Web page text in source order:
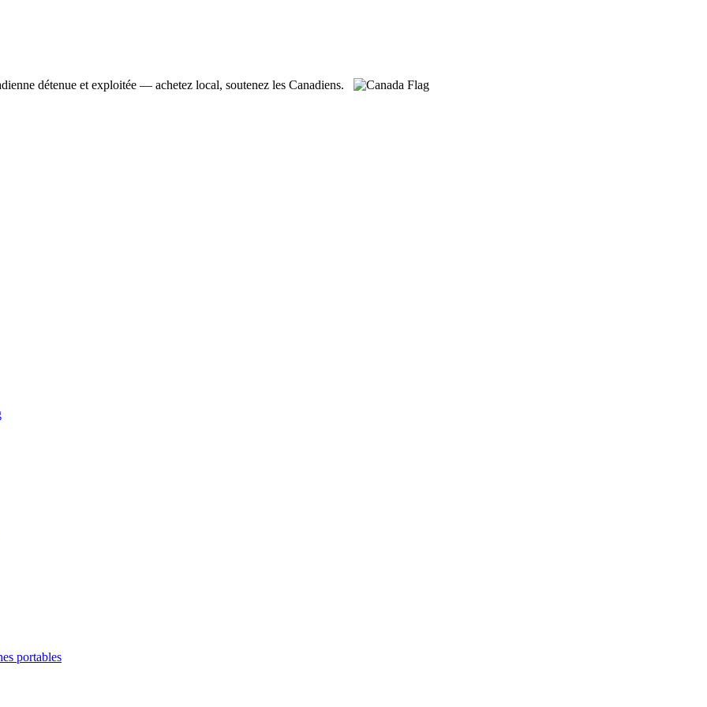
détenue et exploitée — achetez local, soutenez les Canadiens.
portables